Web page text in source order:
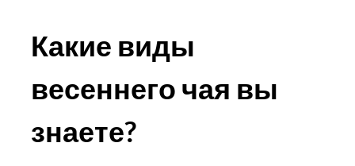
Какие виды
весеннего чая вы
знаете?